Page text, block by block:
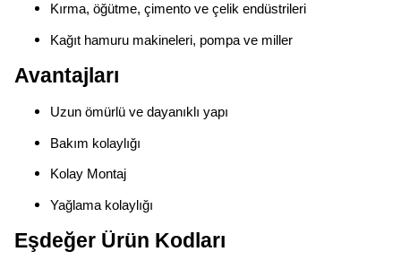
Kırma, öğütme, çimento ve çelik endüstrileri
Kağıt hamuru makineleri, pompa ve miller
Avantajları
Uzun ömürlü ve dayanıklı yapı
Bakım kolaylığı
Kolay Montaj
Yağlama kolaylığı
Eşdeğer Ürün Kodları